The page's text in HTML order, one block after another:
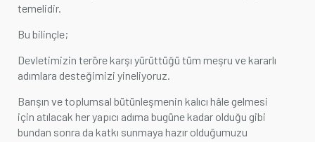
temelidir.
Bu bilinçle;
Devletimizin teröre karşı yürüttüğü tüm meşru ve kararlı
adımlara desteğimizi yineliyoruz.
Barışın ve toplumsal bütünleşmenin kalıcı hâle gelmesi
için atılacak her yapıcı adıma bugüne kadar olduğu gibi
bundan sonra da katkı sunmaya hazır olduğumuzu